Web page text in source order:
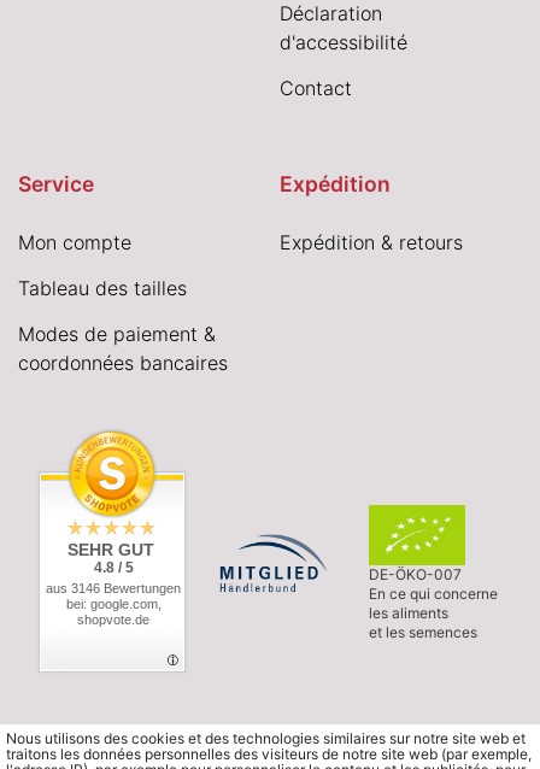
Déclaration
d'accessibilité
Contact
Service
Mon compte
Tableau des tailles
Modes de paiement &
coordonnées bancaires
Expédition
Expédition & retours
SEHR GUT
4.8 / 5
aus 3146 Bewertungen
bei: google.com,
shopvote.de
DE-ÖKO-007
En ce qui concerne
les aliments
et les semences
Nous utilisons des cookies et des technologies similaires sur notre site web et
traitons les données personnelles des visiteurs de notre site web (par exemple,